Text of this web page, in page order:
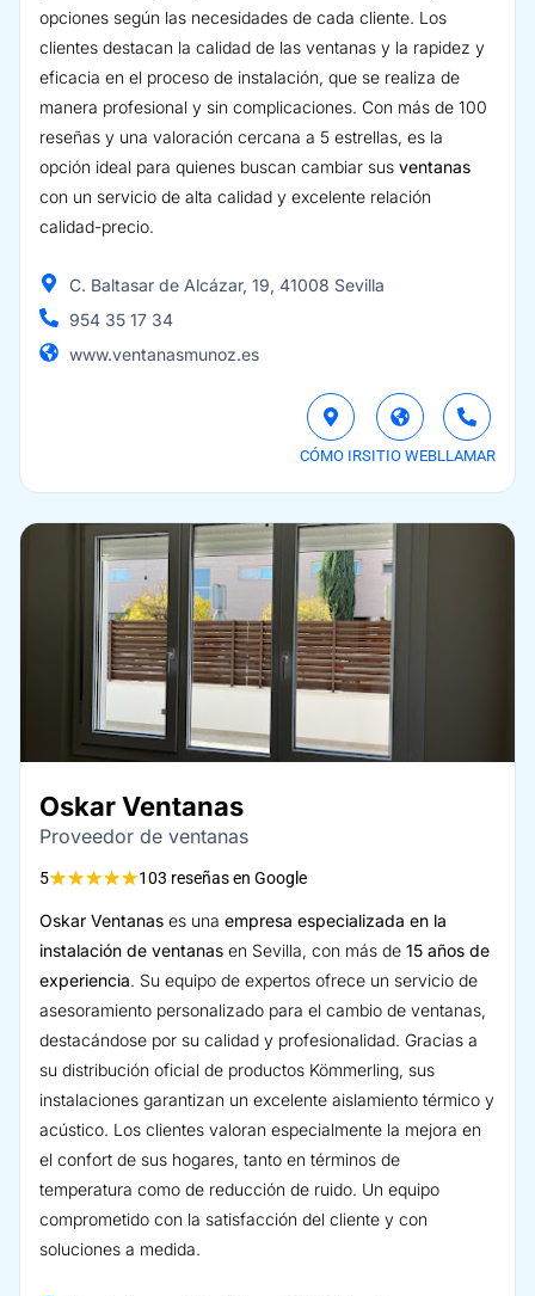
opciones según las necesidades de cada cliente. Los
clientes destacan la calidad de las ventanas y la rapidez y
eficacia en el proceso de instalación, que se realiza de
manera profesional y sin complicaciones. Con más de 100
reseñas y una valoración cercana a 5 estrellas, es la
opción ideal para quienes buscan cambiar sus ventanas
con un servicio de alta calidad y excelente relación
calidad-precio.
C. Baltasar de Alcázar, 19, 41008 Sevilla
954 35 17 34
www.ventanasmunoz.es
CÓMO IRSITIO WEBLLAMAR
Oskar Ventanas
Proveedor de ventanas
5★★★★★103 reseñas en Google
Oskar Ventanas es una empresa especializada en la
instalación de ventanas en Sevilla, con más de 15 años de
experiencia. Su equipo de expertos ofrece un servicio de
asesoramiento personalizado para el cambio de ventanas,
destacándose por su calidad y profesionalidad. Gracias a
su distribución oficial de productos Kömmerling, sus
instalaciones garantizan un excelente aislamiento térmico y
acústico. Los clientes valoran especialmente la mejora en
el confort de sus hogares, tanto en términos de
temperatura como de reducción de ruido. Un equipo
comprometido con la satisfacción del cliente y con
soluciones a medida.